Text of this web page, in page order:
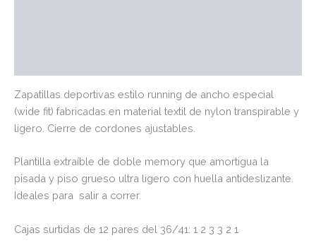
Zapatillas deportivas estilo running de ancho especial
(wide fit) fabricadas en material textil de nylon transpirable y
ligero. Cierre de cordones ajustables.
Plantilla extraíble de doble memory que amortigua la
pisada y piso grueso ultra ligero con huella antideslizante.
Ideales para salir a correr.
Cajas surtidas de 12 pares del 36/41: 1 2 3 3 2 1